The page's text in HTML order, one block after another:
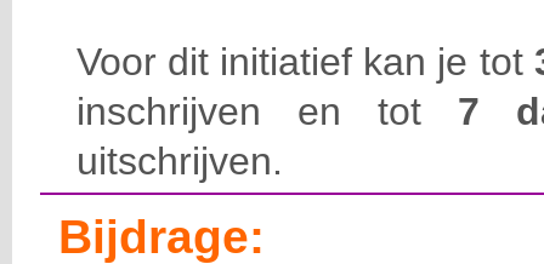
Voor dit initiatief kan je tot
inschrijven en tot 7
uitschrijven.
Bijdrage: